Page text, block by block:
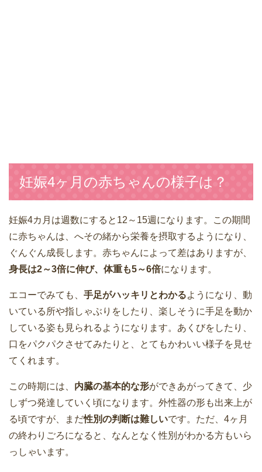
妊娠4ヶ月の赤ちゃんの様子は？
妊娠4カ月は週数にすると12～15週になります。この期間
に赤ちゃんは、へその緒から栄養を摂取するようになり、
ぐんぐん成長します。赤ちゃんによって差はありますが、
身長は2～3倍に伸び、体重も5～6倍になります。
エコーでみても、 手足がハッキリとわかるようになり、動
いている所や指しゃぶりをしたり、楽しそうに手足を動か
している姿も見られるようになります。あくびをしたり、
口をパクパクさせてみたりと、とてもかわいい様子を見せ
てくれます。
この時期には、 内臓の基本的な形ができあがってきて、少
しずつ発達していく頃になります。外性器の形も出来上が
る頃ですが、まだ性別の判断は難しいです。ただ、4ヶ月
の終わりごろになると、なんとなく性別がわかる方もいら
っしゃいます。